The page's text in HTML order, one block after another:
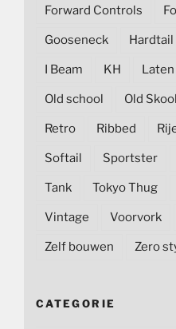
Forward Controls
Gooseneck Hardtail
I Beam KH
Old school Old Skool
Retro Ribbed
Softail Sportster
Tank Tokyo Thug
Vintage Voorvork
Zelf bouwen Zero
CATEGORIE